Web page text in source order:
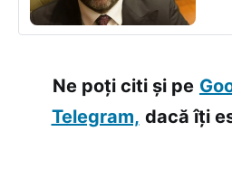
Ne poți citi și pe
Telegram, dacă îți